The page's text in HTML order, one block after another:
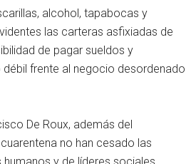
alcohol, tapabocas y
las carteras asfixiadas de
de pagar sueldos y
frente al negocio desordenado
De Roux, además del
no han cesado las